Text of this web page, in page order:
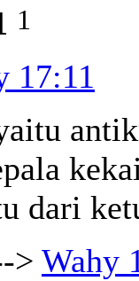
1
17:11
dari
> Wahy